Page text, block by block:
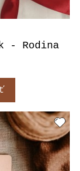
- Rodina